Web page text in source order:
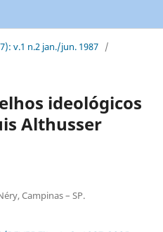
v.1 n.2 jan./jun. 1987 /
ideológicos
Althusser
Campinas – SP.